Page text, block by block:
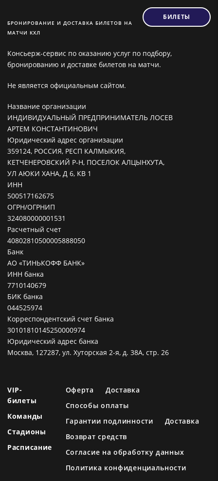
БРОНИРОВАНИЕ И ДОСТАВКА БИЛЕТОВ НА
МАТЧИ КХЛ
БИЛЕТЫ
Консьерж-сервис по оказанию услуг по подбору,
бронированию и доставке билетов на матчи.
Не является официальным сайтом.
Название организации
ИНДИВИДУАЛЬНЫЙ ПРЕДПРИНИМАТЕЛЬ ЛОСЕВ
АРТЕМ КОНСТАНТИНОВИЧ
Юридический адрес организации
359124, РОССИЯ, РЕСП КАЛМЫКИЯ,
КЕТЧЕНЕРОВСКИЙ Р-Н, ПОСЕЛОК АЛЦЫНХУТА,
УЛ АЮКИ ХАНА, Д 6, КВ 1
ИНН
500517162675
ОГРН/ОГРНИП
324080000001531
Расчетный счет
40802810500005888050
Банк
АО «ТИНЬКОФФ БАНК»
ИНН банка
7710140679
БИК банка
044525974
Корреспондентский счет банка
30101810145250000974
Юридический адрес банка
Москва, 127287, ул. Хуторская 2-я, д. 38А, стр. 26
VIP-
билеты
Команды
Стадионы
Расписание
Оферта
Доставка
Способы оплаты
Гарантии подлинности
Доставка
Возврат средств
Согласие на обработку данных
Политика конфиденциальности